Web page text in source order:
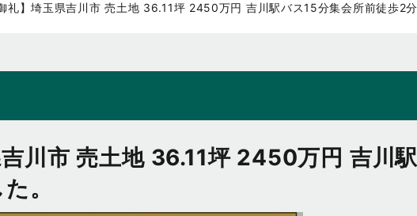
御礼】埼玉県吉川市 売土地 36.11坪 2450万円 吉川駅バス15分集会所前徒歩2
吉川市 売土地 36.11坪 2450万円 吉川
。